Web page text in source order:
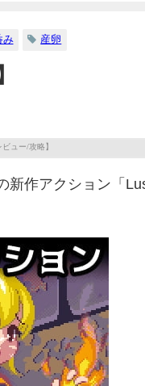
み 産卵
作アクション「